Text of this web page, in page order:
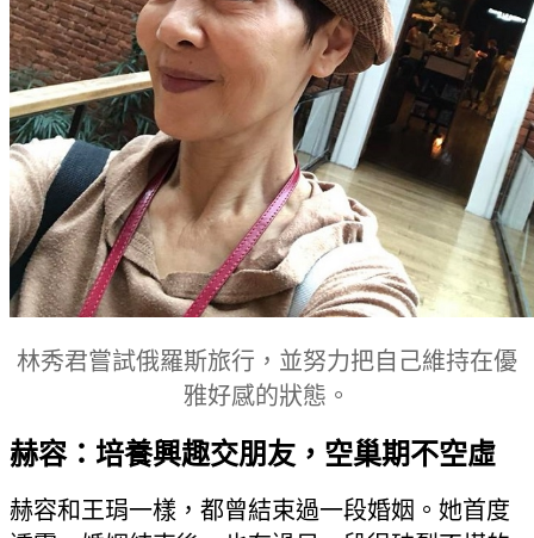
林秀君嘗試俄羅斯旅行，並努力把自己維持在優
雅好感的狀態。
赫容：培養興趣交朋友，空巢期不空虛
赫容和王琄一樣，都曾結束過一段婚姻。她首度